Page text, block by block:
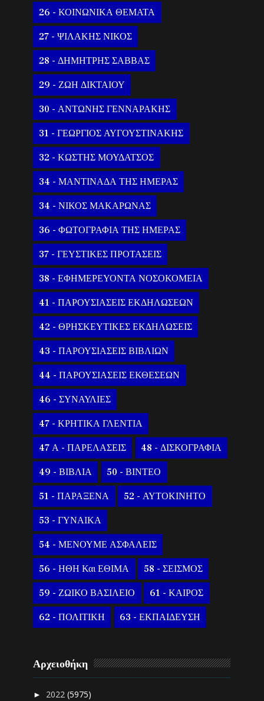
26 - ΚΟΙΝΩΝΙΚΑ ΘΕΜΑΤΑ
27 - ΨΙΛΑΚΗΣ ΝΙΚΟΣ
28 - ΔΗΜΗΤΡΗΣ ΣΑΒΒΑΣ
29 - ΖΩΗ ΔΙΚΤΑΙΟΥ
30 - ΑΝΤΩΝΗΣ ΓΕΝΝΑΡΑΚΗΣ
31 - ΓΕΩΡΓΙΟΣ ΑΥΓΟΥΣΤΙΝΑΚΗΣ
32 - ΚΩΣΤΗΣ ΜΟΥΔΑΤΣΟΣ
34 - ΜΑΝΤΙΝΑΔΑ ΤΗΣ ΗΜΕΡΑΣ
34 - ΝΙΚΟΣ ΜΑΚΑΡΩΝΑΣ
36 - ΦΩΤΟΓΡΑΦΙΑ ΤΗΣ ΗΜΕΡΑΣ
37 - ΓΕΥΣΤΙΚΕΣ ΠΡΟΤΑΣΕΙΣ
38 - ΕΦΗΜΕΡΕΥΟΝΤΑ ΝΟΣΟΚΟΜΕΙΑ
41 - ΠΑΡΟΥΣΙΑΣΕΙΣ ΕΚΔΗΛΩΣΕΩΝ
42 - ΘΡΗΣΚΕΥΤΙΚΕΣ ΕΚΔΗΛΩΣΕΙΣ
43 - ΠΑΡΟΥΣΙΑΣΕΙΣ ΒΙΒΛΙΩΝ
44 - ΠΑΡΟΥΣΙΑΣΕΙΣ ΕΚΘΕΣΕΩΝ
46 - ΣΥΝΑΥΛΙΕΣ
47 - ΚΡΗΤΙΚΑ ΓΛΕΝΤΙΑ
47 Α - ΠΑΡΕΛΑΣΕΙΣ 48 - ΔΙΣΚΟΓΡΑΦΙΑ
49 - ΒΙΒΛΙΑ 50 - ΒΙΝΤΕΟ
51 - ΠΑΡΑΞΕΝΑ 52 - ΑΥΤΟΚΙΝΗΤΟ
53 - ΓΥΝΑΙΚΑ
54 - ΜΕΝΟΥΜΕ ΑΣΦΑΛΕΙΣ
56 - ΗΘΗ Και ΕΘΙΜΑ 58 - ΣΕΙΣΜΟΣ
59 - ΖΩΙΚΟ ΒΑΣΙΛΕΙΟ 61 - ΚΑΙΡΟΣ
62 - ΠΟΛΙΤΙΚΗ 63 - ΕΚΠΑΙΔΕΥΣΗ
Αρχειοθήκη
► 2022(5975)